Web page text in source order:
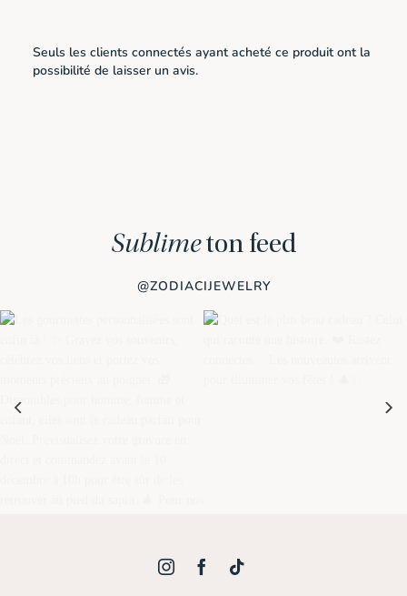
Seuls les clients connectés ayant acheté ce produit ont la
possibilité de laisser un avis.
Sublimeton feed
@ZODIACIJEWELRY